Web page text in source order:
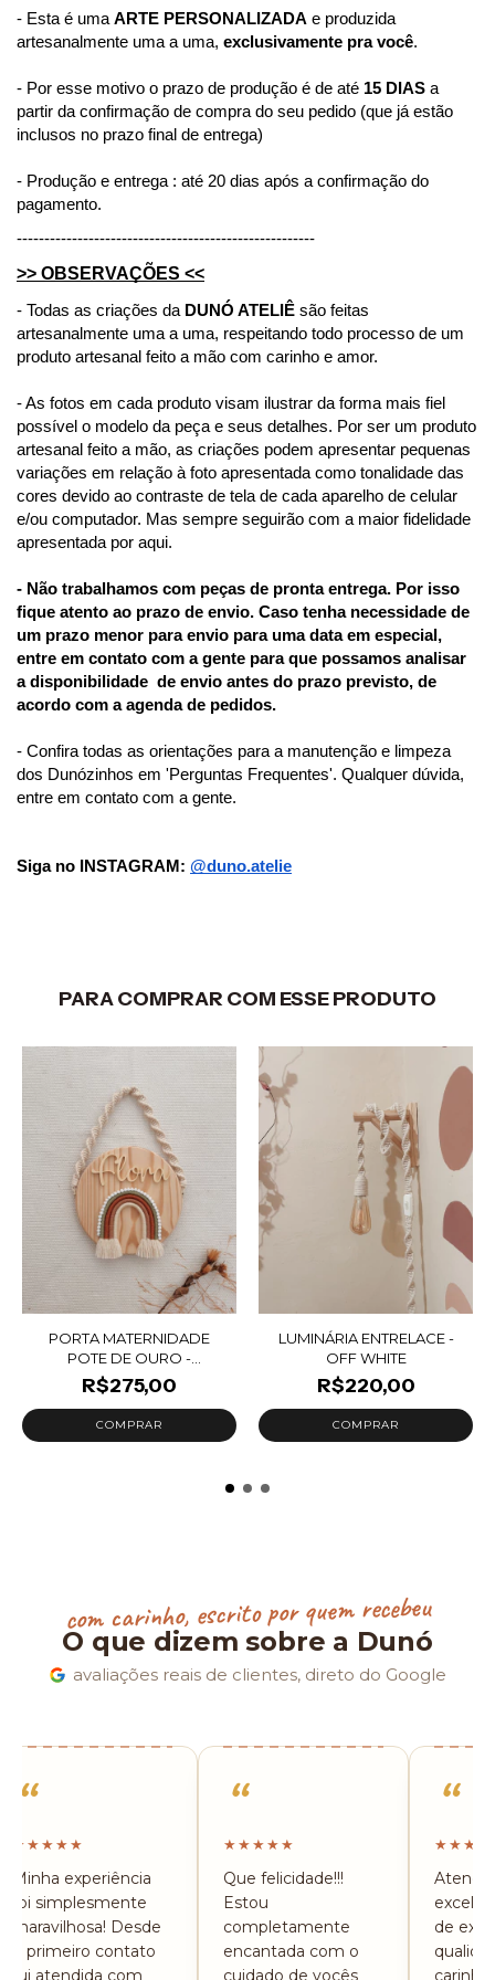
- Esta é uma ARTE PERSONALIZADA e produzida
artesanalmente uma a uma, exclusivamente pra você.
- Por esse motivo o prazo de produção é de até 15 DIAS a
partir da confirmação de compra do seu pedido (que já estão
inclusos no prazo final de entrega)
- Produção e entrega : até 20 dias após a confirmação do
pagamento.
------------------------------------------------------
>> OBSERVAÇÕES <<
- Todas as criações da DUNÓ ATELIÊ são feitas
artesanalmente uma a uma, respeitando todo processo de um
produto artesanal feito a mão com carinho e amor.
- As fotos em cada produto visam ilustrar da forma mais fiel
possível o modelo da peça e seus detalhes. Por ser um produto
artesanal feito a mão, as criações podem apresentar pequenas
variações em relação à foto apresentada como tonalidade das
cores devido ao contraste de tela de cada aparelho de celular
e/ou computador. Mas sempre seguirão com a maior fidelidade
apresentada por aqui.
- Não trabalhamos com peças de pronta entrega. Por isso
fique atento ao prazo de envio. Caso tenha necessidade de
um prazo menor para envio para uma data em especial,
entre em contato com a gente para que possamos analisar
a disponibilidade  de envio antes do prazo previsto, de
acordo com a agenda de pedidos.
- Confira todas as orientações para a manutenção e limpeza
dos Dunózinhos em 'Perguntas Frequentes'. Qualquer dúvida,
entre em contato com a gente.
Siga no INSTAGRAM: @duno.atelie
PARA COMPRAR COM ESSE PRODUTO
PORTA MATERNIDADE
POTE DE OURO -
PERSONA...
R$275,00
LUMINÁRIA ENTRELACE -
OFF WHITE
R$220,00
COMPRAR
com carinho, escrito por quem recebeu
O que dizem sobre a Dunó
avaliações reais de clientes, direto do Google
“
★★★★★
Minha experiência
foi simplesmente
maravilhosa! Desde
o primeiro contato
fui atendida com
“
★★★★★
Que felicidade!!!
Estou
completamente
encantada com o
cuidado de vocês
“
de